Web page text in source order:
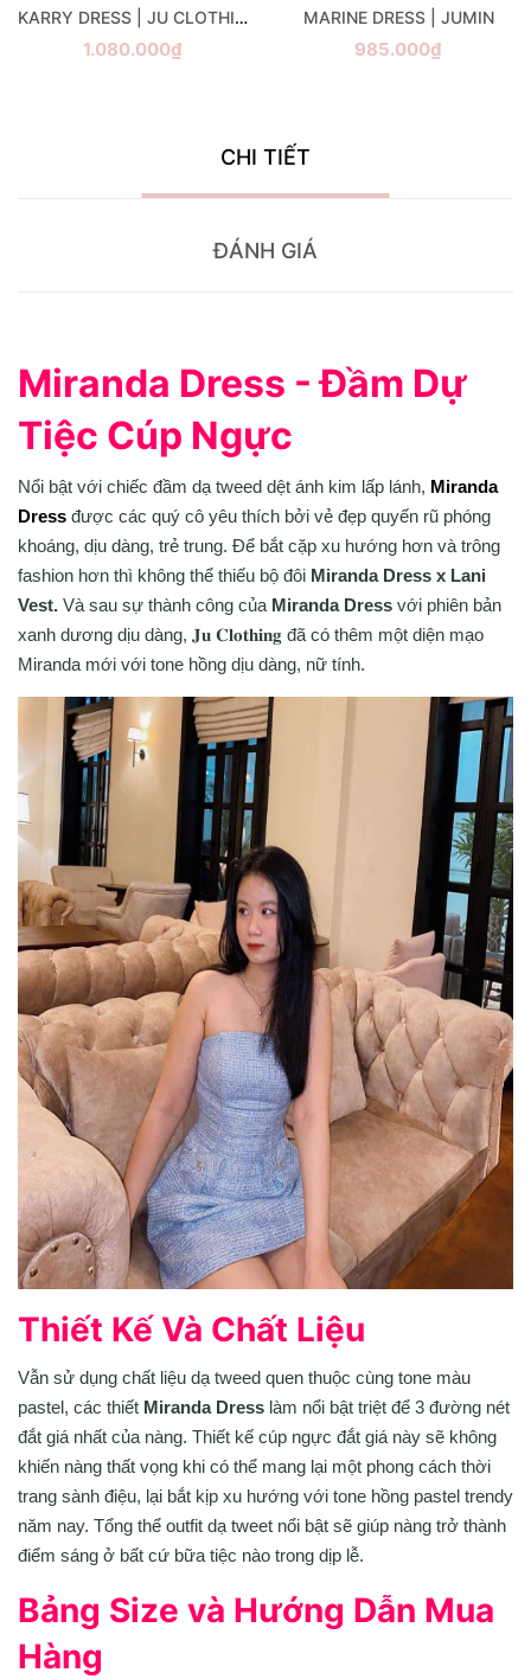
KARRY DRESS | JU CLOTHING
1.080.000₫
MARINE DRESS | JUMIN
985.000₫
CHI TIẾT
ĐÁNH GIÁ
Miranda Dress - Đầm Dự
Tiệc Cúp Ngực
Nổi bật với chiếc đầm dạ tweed dệt ánh kim lấp lánh, Miranda
Dress được các quý cô yêu thích bởi vẻ đẹp quyến rũ phóng
khoáng, dịu dàng, trẻ trung. Để bắt cặp xu hướng hơn và trông
fashion hơn thì không thể thiếu bộ đôi Miranda Dress x Lani
Vest. Và sau sự thành công của Miranda Dress với phiên bản
xanh dương dịu dàng, 𝐉𝐮 𝐂𝐥𝐨𝐭𝐡𝐢𝐧𝐠 đã có thêm một diện mạo
Miranda mới với tone hồng dịu dàng, nữ tính.
Thiết Kế Và Chất Liệu
Vẫn sử dụng chất liệu dạ tweed quen thuộc cùng tone màu
pastel, các thiết Miranda Dress làm nổi bật triệt để 3 đường nét
đắt giá nhất của nàng. Thiết kế cúp ngực đắt giá này sẽ không
khiến nàng thất vọng khi có thể mang lại một phong cách thời
trang sành điệu, lại bắt kịp xu hướng với tone hồng pastel trendy
năm nay. Tổng thể outfit dạ tweet nổi bật sẽ giúp nàng trở thành
điểm sáng ở bất cứ bữa tiệc nào trong dịp lễ.
Bảng Size và Hướng Dẫn Mua
Hàng